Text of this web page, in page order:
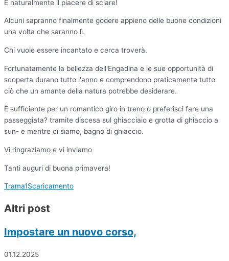
E naturalmente il piacere di sciare!
Alcuni sapranno finalmente godere appieno delle buone condizioni
una volta che saranno lì.
Chi vuole essere incantato e cerca troverà.
Fortunatamente la bellezza dell'Engadina e le sue opportunità di
scoperta durano tutto l'anno e comprendono praticamente tutto
ciò che un amante della natura potrebbe desiderare.
È sufficiente per un romantico giro in treno o preferisci fare una
passeggiata? tramite discesa sul ghiacciaio e grotta di ghiaccio a
sun- e mentre ci siamo, bagno di ghiaccio.
Vi ringraziamo e vi inviamo
Tanti auguri di buona primavera!
Trama1Scaricamento
Altri post
Impostare un nuovo corso,
01.12.2025